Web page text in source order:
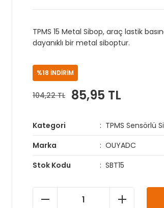
TPMS 15 Metal Sibop, araç lastik
dayanıklı bir metal siboptur.
%18 İNDİRİM
104,22 TL 85,95 TL
Kategori
TPMS Sensörlü
Marka
OUYADC
Stok Kodu
SBT15